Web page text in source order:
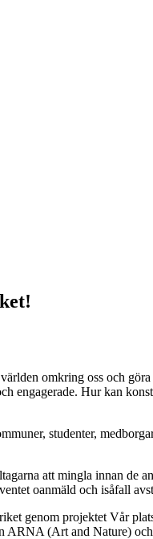
omkring oss och
engagerade. Hur kan
studenter,
att mingla innan de
oanmäld och isåfall
genom projektet Vår
ARNA (Art and Nature)